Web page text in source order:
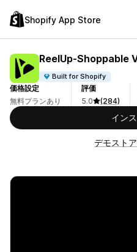
Shopify App Store
ReelUp‑Shoppable
Built for Shopify
価格設定
無料プランあり
評価
5.0
(284)
イン
デモスト